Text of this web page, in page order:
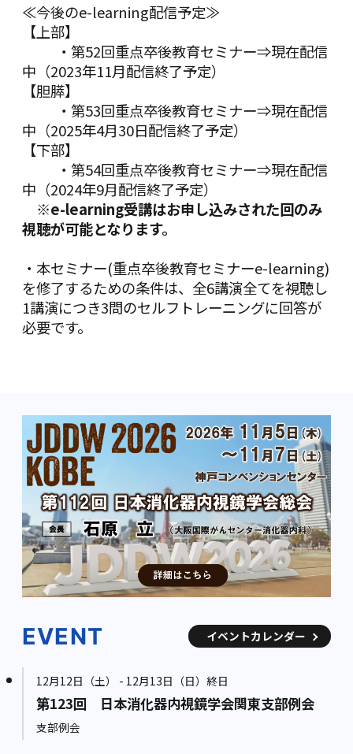
≪今後のe-learning配信予定≫
【上部】
・第52回重点卒後教育セミナー⇒現在配信
中（2023年11月配信終了予定）
【胆膵】
・第53回重点卒後教育セミナー⇒現在配信
中（2025年4月30日配信終了予定）
【下部】
・第54回重点卒後教育セミナー⇒現在配信
中（2024年9月配信終了予定）
※e-learning受講はお申し込みされた回のみ
視聴が可能となります。
・本セミナー(重点卒後教育セミナーe-learning)
を修了するための条件は、全6講演全てを視聴し
1講演につき3問のセルフトレーニングに回答が
必要です。
EVENT イベントカレンダー
12月12日（土） - 12月13日（日）終日
第123回 日本消化器内視鏡学会関東支部例会
支部例会